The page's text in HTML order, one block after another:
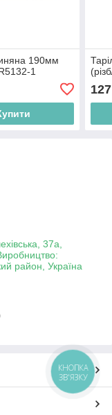
190мм
1
127
37а,
район, Україна
КНОПКА
ЗВ'ЯЗКУ